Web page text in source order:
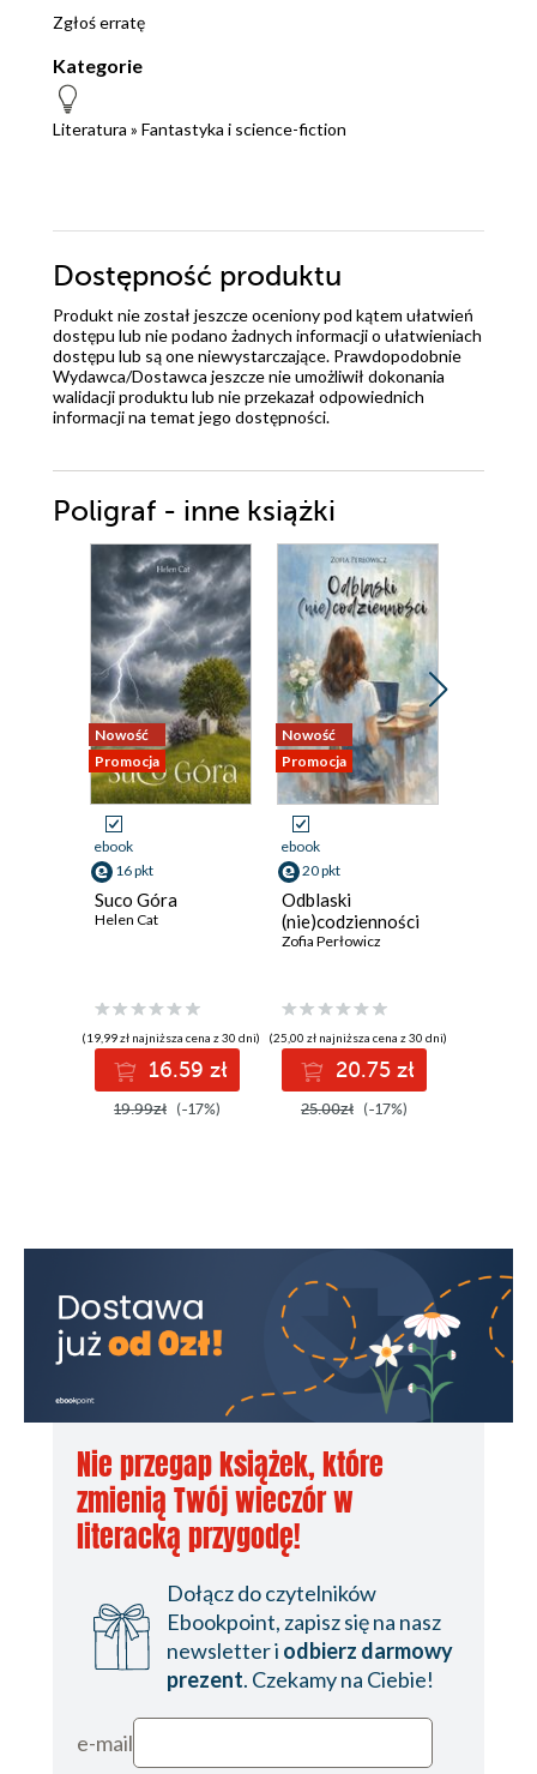
Zgłoś erratę
Kategorie
Literatura » Fantastyka i science-fiction
Dostępność produktu
Produkt nie został jeszcze oceniony pod kątem ułatwień
dostępu lub nie podano żadnych informacji o ułatwieniach
dostępu lub są one niewystarczające. Prawdopodobnie
Wydawca/Dostawca jeszcze nie umożliwił dokonania
walidacji produktu lub nie przekazał odpowiednich
informacji na temat jego dostępności.
Poligraf - inne książki
Nowość
Promocja
ebook
16 pkt
Suco Góra
Helen Cat
(19,99 zł najniższa cena z 30 dni)
16.59 zł
19.99zł (-17%)
Nowość
Promocja
ebook
20 pkt
Odblaski
(nie)codzienności
Zofia Perłowicz
(25,00 zł najniższa cena z 30 dni)
20.75 zł
25.00zł (-17%)
Nie przegap książek, które
zmienią Twój wieczór w
literacką przygodę!
Dołącz do czytelników
Ebookpoint, zapisz się na nasz
newsletter i odbierz darmowy
prezent. Czekamy na Ciebie!
e-mail